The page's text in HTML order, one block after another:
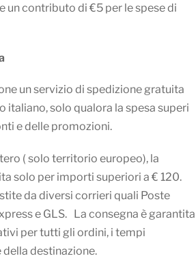
un contributo di €5 per le spese di
un servizio di spedizione gratuita
italiano, solo qualora la spesa superi
e delle promozioni.
( solo territorio europeo), la
solo per importi superiori a € 120.
da diversi corrieri quali Poste
e GLS. La consegna è garantita
per tutti gli ordini, i tempi
destinazione.